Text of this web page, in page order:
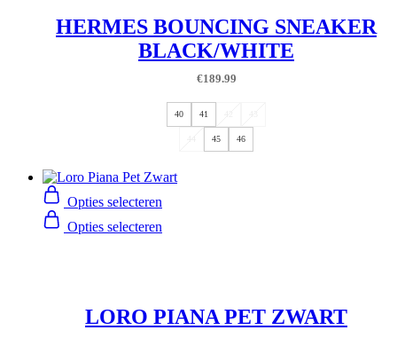
HERMES BOUNCING SNEAKER
BLACK/WHITE
€189.99
40 41
45 46
Opties selecteren
Opties selecteren
LORO PIANA PET ZWART